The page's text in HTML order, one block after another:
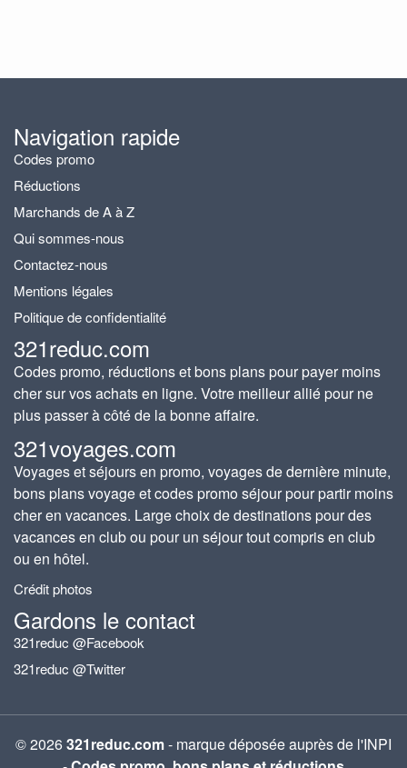
Navigation rapide
Codes promo
Réductions
Marchands de A à Z
Qui sommes-nous
Contactez-nous
Mentions légales
Politique de confidentialité
321reduc.com
Codes promo, réductions et bons plans pour payer moins
cher sur vos achats en ligne. Votre meilleur allié pour ne
plus passer à côté de la bonne affaire.
321voyages.com
Voyages et séjours en promo, voyages de dernière minute,
bons plans voyage et codes promo séjour pour partir moins
cher en vacances. Large choix de destinations pour des
vacances en club ou pour un séjour tout compris en club
ou en hôtel.
Crédit photos
Gardons le contact
321reduc @Facebook
321reduc @Twitter
© 2026321reduc.com- marque déposée auprès de l'INPI